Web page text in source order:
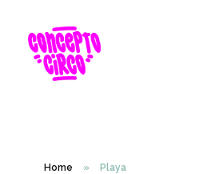
Home » Playa